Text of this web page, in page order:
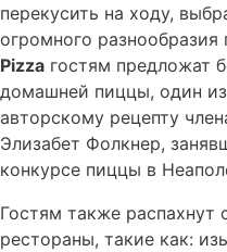
перекусить на ходу,
огромного разнообразия
Pizza гостям предложат
домашней пиццы, один
авторскому рецепту
Элизабет Фолкнер,
конкурсе пиццы в
Гостям также
рестораны, такие как: